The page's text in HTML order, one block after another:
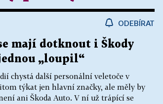
ODEBÍRAT
mají dotknout i Škody
„loupil“
chystá další personální veletoče v
týkat jen hlavní značky, ale měly by
ani Škoda Auto. V ní už trápící se